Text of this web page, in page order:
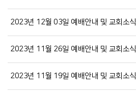
2023년 12월 03일 예배안내 및 교회소식
2023년 11월 26일 예배안내 및 교회소식
2023년 11월 19일 예배안내 및 교회소식